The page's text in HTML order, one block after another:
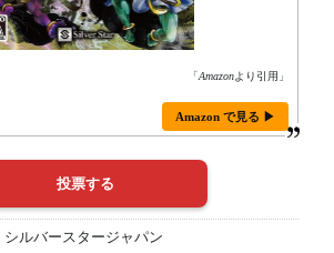
「Amazonより引用」
Amazon で見る ▶
シルバースタージャパン